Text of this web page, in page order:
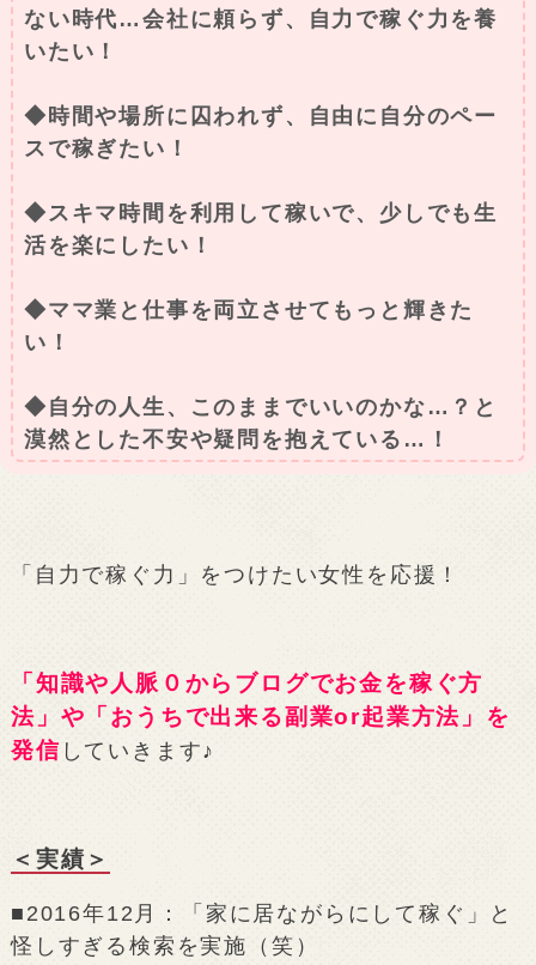
ない時代…会社に頼らず、自力で稼ぐ力を養
いたい！
◆時間や場所に囚われず、自由に自分のペー
スで稼ぎたい！
◆スキマ時間を利用して稼いで、少しでも生
活を楽にしたい！
◆ママ業と仕事を両立させてもっと輝きた
い！
◆自分の人生、このままでいいのかな…？と
漠然とした不安や疑問を抱えている…！
「自力で稼ぐ力」をつけたい女性を応援！
「知識や人脈０からブログでお金を稼ぐ方
法」や「おうちで出来る副業or起業方法」を
発信 していきます♪
＜実績＞
■2016年12月：「家に居ながらにして稼ぐ」と
怪しすぎる検索を実施（笑）